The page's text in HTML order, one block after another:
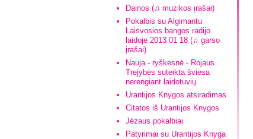
Dainos (♫ muzikos įrašai)
Pokalbis su Algimantu
Laisvosios bangos radijo
laidoje 2013 01 18 (♫ garso
įrašai)
Nauja - ryškesnė - Rojaus
Trejybės suteikta šviesa
nerengiant laidotuvių
Urantijos Knygos atsiradimas
Citatos iš Urantijos Knygos
Jėzaus pokalbiai
Patyrimai su Urantijos Knyga